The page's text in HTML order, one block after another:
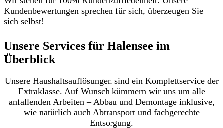
Kundenbewertungen sprechen für sich, überzeugen Sie
sich selbst!
Unsere Services für Halensee im
Überblick​
Unsere Haushaltsauflösungen sind ein Komplettservice der
Extraklasse. Auf Wunsch kümmern wir uns um alle
anfallenden Arbeiten – Abbau und Demontage inklusive,
wie natürlich auch Abtransport und fachgerechte
Entsorgung.